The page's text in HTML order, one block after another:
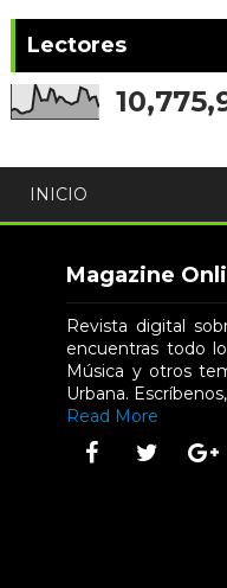
Lectores
INICIO
Magazine
Revista digital
encuentras todo
Música y otros
Urbana.
Read More